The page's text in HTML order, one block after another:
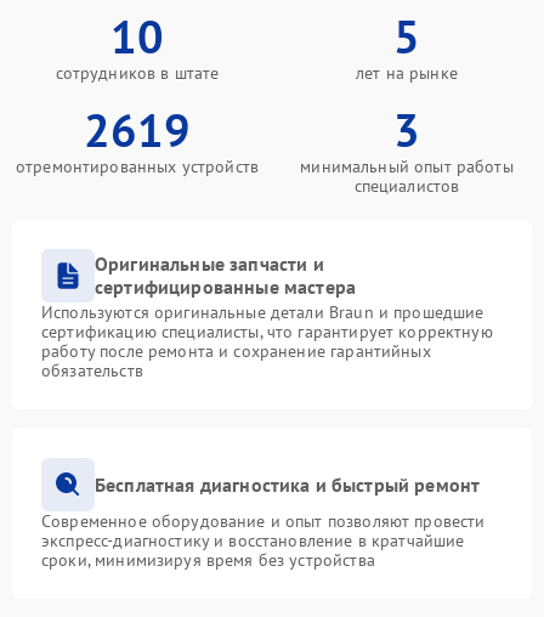
10
сотрудников в штате
5
лет на рынке
2619
отремонтированных устройств
3
минимальный опыт работы
специалистов
Оригинальные запчасти и
сертифицированные мастера
Используются оригинальные детали Braun и прошедшие
сертификацию специалисты, что гарантирует корректную
работу после ремонта и сохранение гарантийных
обязательств
Бесплатная диагностика и быстрый ремонт
Современное оборудование и опыт позволяют провести
экспресс-диагностику и восстановление в кратчайшие
сроки, минимизируя время без устройства